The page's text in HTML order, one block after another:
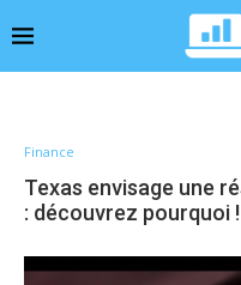
Finance
Texas envisage une
: découvrez pourquoi !